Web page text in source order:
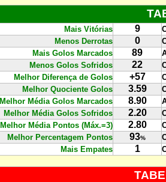
Mais Vitórias 9
Menos Derrotas
0
Mais Golos Marcados
89
Menos Golos Sofridos
22
Melhor Diferença de Golos
+57
Melhor Quociente Golos
3.59
Melhor Média Golos Marcados
8.90
Melhor Média Golos Sofridos
2.20
Melhor Média Pontos (Máx.=3)
2.80
Melhor Percentagem Pontos
93%
Mais Empates
1